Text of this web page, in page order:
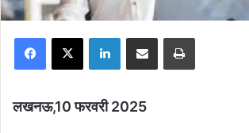
Facebook
X LinkedInShare via Email Print
लखनऊ,10 फरवरी 2025